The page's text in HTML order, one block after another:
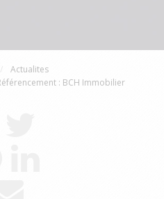
Actualites
: BCH Immobilier